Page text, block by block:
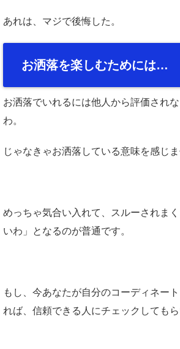
あれは、マジで後悔した。
お洒落を楽しむためには…
お洒落でいれるには他人から評価され
わ。
じゃなきゃお洒落している意味を感じま
めっちゃ気合い入れて、スルーされま
いわ」となるのが普通です。
もし、今あなたが自分のコーディネー
れば、信頼できる人にチェックしてもら